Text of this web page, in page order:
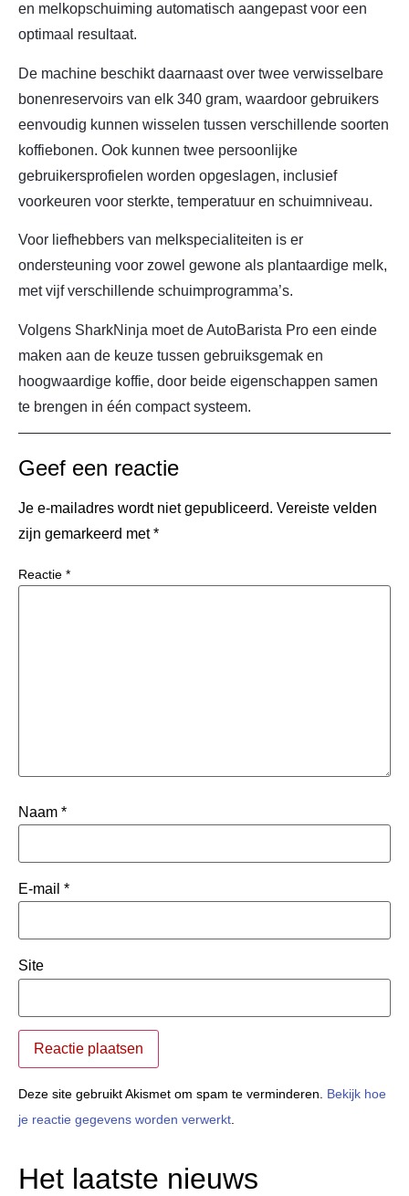
en melkopschuiming automatisch aangepast voor een
optimaal resultaat.
De machine beschikt daarnaast over twee verwisselbare
bonenreservoirs van elk 340 gram, waardoor gebruikers
eenvoudig kunnen wisselen tussen verschillende soorten
koffiebonen. Ook kunnen twee persoonlijke
gebruikersprofielen worden opgeslagen, inclusief
voorkeuren voor sterkte, temperatuur en schuimniveau.
Voor liefhebbers van melkspecialiteiten is er
ondersteuning voor zowel gewone als plantaardige melk,
met vijf verschillende schuimprogramma’s.
Volgens SharkNinja moet de AutoBarista Pro een einde
maken aan de keuze tussen gebruiksgemak en
hoogwaardige koffie, door beide eigenschappen samen
te brengen in één compact systeem.
Geef een reactie
Je e-mailadres wordt niet gepubliceerd. Vereiste velden
zijn gemarkeerd met*
Reactie *
Naam *
E-mail *
Site
Deze site gebruikt Akismet om spam te verminderen. Bekijk hoe
je reactie gegevens worden verwerkt.
Het laatste nieuws